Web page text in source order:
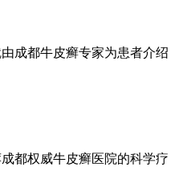
成都牛皮癣专家为患者介绍
都权威牛皮癣医院的科学疗